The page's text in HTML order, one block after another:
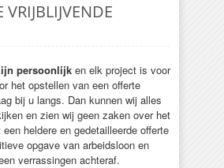
VRIJBLIJVENDE
persoonlijk en elk project is voor
het opstellen van een offerte
bij u langs. Dan kunnen wij alles
en zien wij geen zaken over het
heldere en gedetailleerde offerte
opgave van arbeidsloon en
verrassingen achteraf.